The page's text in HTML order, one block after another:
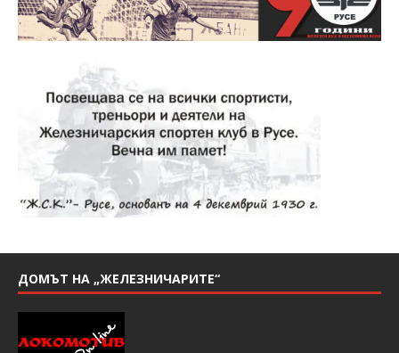
ДОМЪТ НА „ЖЕЛЕЗНИЧАРИТЕ“